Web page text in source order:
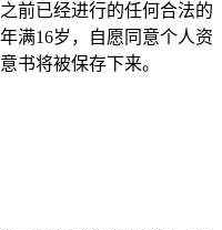
前已经进行的任何合法的
满16岁，自愿同意个人资
书将被保存下来。